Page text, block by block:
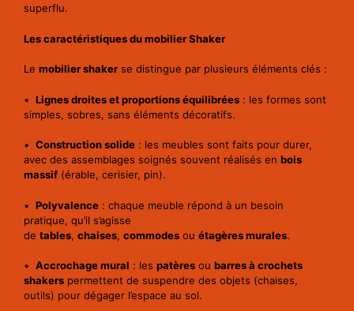
superflu.
Les caractéristiques du mobilier Shaker
Le mobilier shaker se distingue par plusieurs éléments clés :
• Lignes droites et proportions équilibrées : les formes sont
simples, sobres, sans éléments décoratifs.
• Construction solide : les meubles sont faits pour durer,
avec des assemblages soignés souvent réalisés en bois
massif (érable, cerisier, pin).
• Polyvalence : chaque meuble répond à un besoin
pratique, qu’il s’agisse
de tables, chaises, commodes ou étagères murales.
• Accrochage mural : les patères ou barres à crochets
shakers permettent de suspendre des objets (chaises,
outils) pour dégager l’espace au sol.